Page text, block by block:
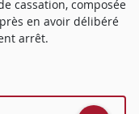
cassation, composée
en avoir délibéré
arrêt.